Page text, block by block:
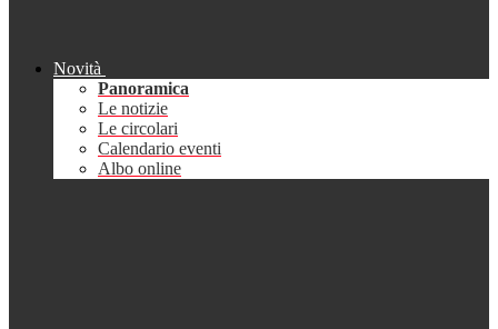
Novità
Panoramica
Le notizie
Le circolari
Calendario eventi
Albo online